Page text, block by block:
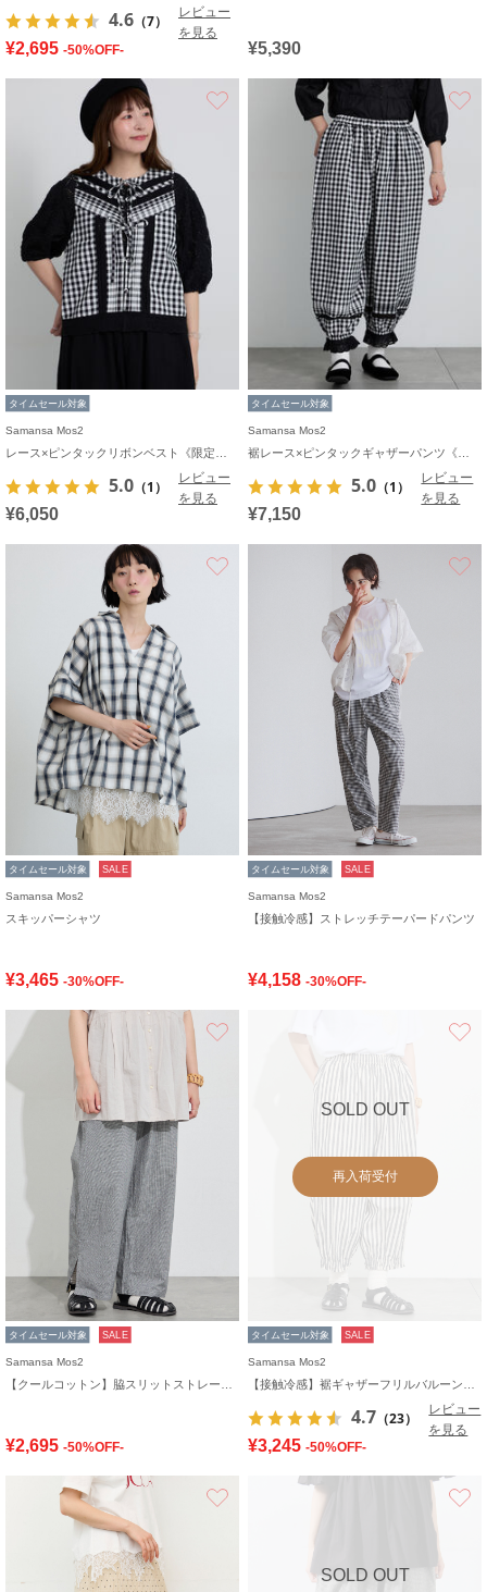
4.6 （7）
レビュー
を見る
¥2,695 -50%OFF- ¥5,390
お気に入り
タイムセール対象
Samansa Mos2
5.0 （1）
レビュー
を見る
¥6,050
タイムセール対象
Samansa Mos2
5.0 （1）
レビュー
を見る
¥7,150
タイムセール対象 SALE
Samansa Mos2
スキッパーシャツ
¥3,465 -30%OFF-
タイムセール対象 SALE
Samansa Mos2
【接触冷感】ストレッチテーパードパンツ
¥4,158 -30%OFF-
タイムセール対象 SALE
Samansa Mos2
¥2,695 -50%OFF-
SOLD OUT
再入荷受付
タイムセール対象 SALE
Samansa Mos2
4.7 （23）
レビュー
を見る
¥3,245 -50%OFF-
お気に入り
SOLD OUT